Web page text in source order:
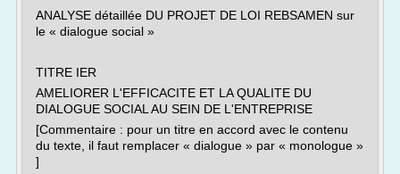
ANALYSE détaillée DU PROJET DE LOI REBSAMEN sur
le « dialogue social »
TITRE IER
AMELIORER L'EFFICACITE ET LA QUALITE DU
DIALOGUE SOCIAL AU SEIN DE L'ENTREPRISE
[Commentaire : pour un titre en accord avec le contenu
du texte, il faut remplacer « dialogue » par « monologue »
]